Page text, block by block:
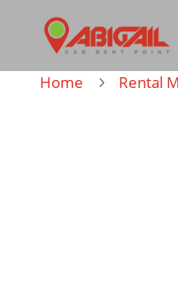
Home 5 Rental